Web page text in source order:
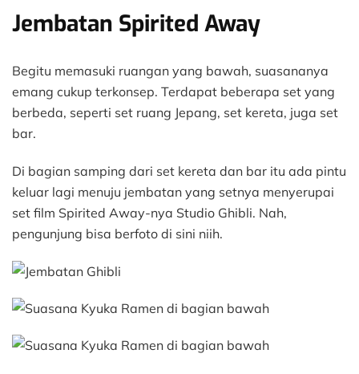
Jembatan Spirited Away
Begitu memasuki ruangan yang bawah, suasananya
emang cukup terkonsep. Terdapat beberapa set yang
berbeda, seperti set ruang Jepang, set kereta, juga set
bar.
Di bagian samping dari set kereta dan bar itu ada pintu
keluar lagi menuju jembatan yang setnya menyerupai
set film Spirited Away-nya Studio Ghibli. Nah,
pengunjung bisa berfoto di sini niih.